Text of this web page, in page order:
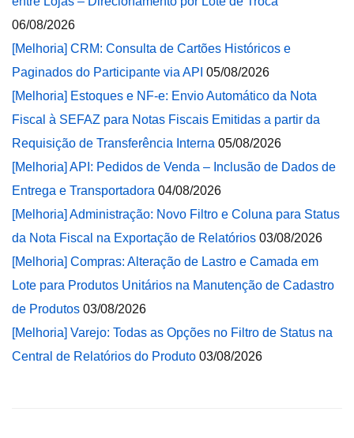
06/08/2026
[Melhoria] CRM: Consulta de Cartões Históricos e
Paginados do Participante via API 05/08/2026
[Melhoria] Estoques e NF-e: Envio Automático da Nota
Fiscal à SEFAZ para Notas Fiscais Emitidas a partir da
Requisição de Transferência Interna 05/08/2026
[Melhoria] API: Pedidos de Venda – Inclusão de Dados de
Entrega e Transportadora 04/08/2026
[Melhoria] Administração: Novo Filtro e Coluna para Status
da Nota Fiscal na Exportação de Relatórios 03/08/2026
[Melhoria] Compras: Alteração de Lastro e Camada em
Lote para Produtos Unitários na Manutenção de Cadastro
de Produtos 03/08/2026
[Melhoria] Varejo: Todas as Opções no Filtro de Status na
Central de Relatórios do Produto 03/08/2026